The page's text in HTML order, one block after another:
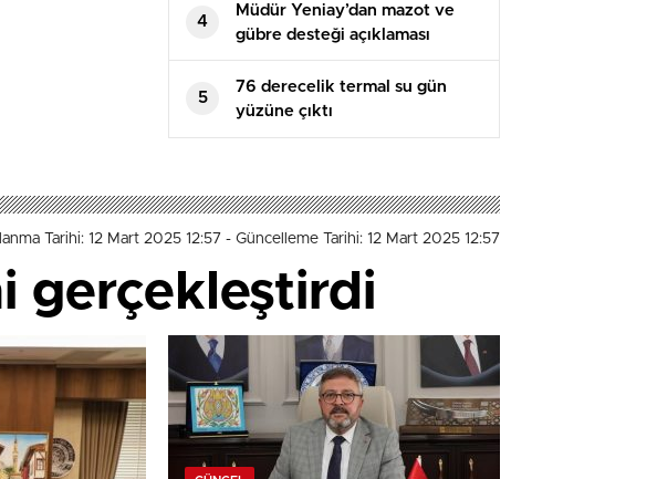
4
Müdür Yeniay’dan mazot ve
gübre desteği açıklaması
5
76 derecelik termal su gün
yüzüne çıktı
Tarihi: 12 Mart 2025 12:57 - Güncelleme Tarihi: 12 Mart 2025 12:57
gerçekleştirdi